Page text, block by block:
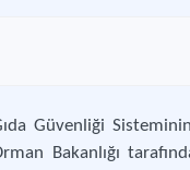
Güvenliği
Bakanlığı